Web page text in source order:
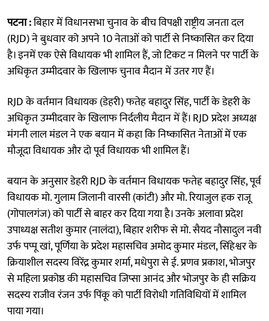
पटना :बिहार में विधानसभा चुनाव के बीच विपक्षी राष्ट्रीय जनता दल
(RJD) ने बुधवार को अपने 10 नेताओं को पार्टी से निष्कासित कर दिया
है। इनमें एक ऐसे विधायक भी शामिल हैं, जो टिकट न मिलने पर पार्टी के
अधिकृत उम्मीदवार के खिलाफ चुनाव मैदान में उतर गए हैं।
RJD के वर्तमान विधायक (डेहरी) फतेह बहादुर सिंह, पार्टी के डेहरी के
अधिकृत उम्मीदवार के खिलाफ निर्दलीय मैदान में हैं। RJD प्रदेश अध्यक्ष
मंगनी लाल मंडल ने एक बयान में कहा कि निष्कासित नेताओं में एक
मौजूदा विधायक और दो पूर्व विधायक भी शामिल हैं।
बयान के अनुसार डेहरी RJD के वर्तमान विधायक फतेह बहादुर सिंह, पूर्व
विधायक मो. गुलाम जिलानी वारसी (कांटी) और मो. रियाजुल हक राजू
(गोपालगंज) को पार्टी से बाहर कर दिया गया है। उनके अलावा प्रदेश
उपाध्यक्ष सतीश कुमार (नालंदा), बिहार शरीफ से मो. सैयद नौसादुल नवी
उर्फ पप्पू खां, पूर्णिया के प्रदेश महासचिव अमोद कुमार मंडल, सिंहेश्वर के
क्रियाशील सदस्य विरेंद्र कुमार शर्मा, मधेपुरा से ई. प्रणव प्रकाश, भोजपुर
से महिला प्रकोष्ठ की महासचिव जिप्सा आनंद और भोजपुर के ही सक्रिय
सदस्य राजीव रंजन उर्फ पिंकू को पार्टी विरोधी गतिविधियों में शामिल
पाया गया।